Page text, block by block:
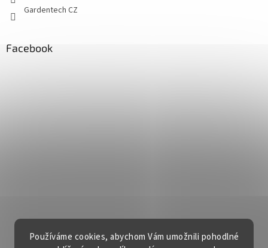
Používáme cookies, abychom Vám umožnili pohodlné
Gardentech CZ
Facebook